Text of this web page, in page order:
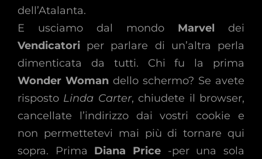
dell’Atalanta.
E usciamo dal mondo Marvel dei
Vendicatori per parlare di un’altra perla
dimenticata da tutti. Chi fu la prima
Wonder Woman dello schermo? Se avete
risposto Linda Carter, chiudete il browser,
cancellate l’indirizzo dai vostri cookie e
non permettetevi mai più di tornare qui
sopra. Prima Diana Price -per una sola